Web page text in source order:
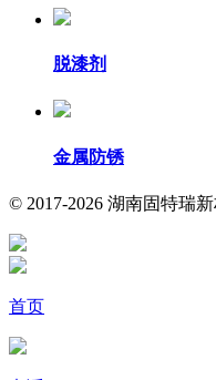
脱漆剂
金属防锈
© 2017-2026 湖南固特瑞
首页